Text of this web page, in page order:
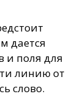
дается
и поля для
линию от
слово.